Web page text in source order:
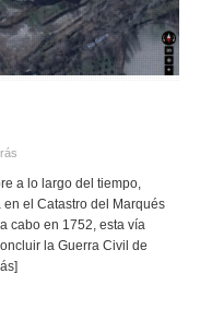
a lo largo del tiempo,
el Catastro del Marqués
cabo en 1752, esta vía
la Guerra Civil de